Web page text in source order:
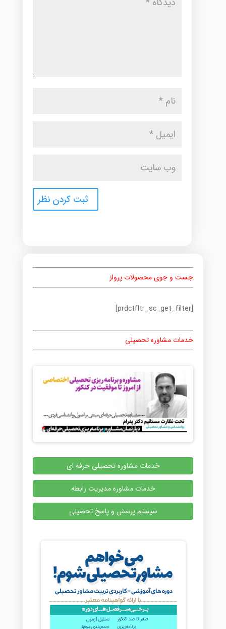
جست و جوی محصولات پرواز
[prdctfltr_sc_get_filter]
خدمات مشاوره تحصیلی
خدمات مشاوره تحصیلی حرفه ای
خدمات مشاوره مدیریت رابطه
سیستم پرسش و پاسخ تحصیلی